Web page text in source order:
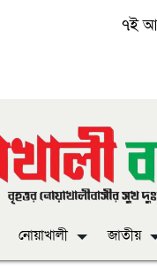
৭ই
নোয়াখালী জাতীয়